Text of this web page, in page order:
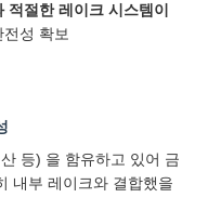
적절한 레이크 시스템이
성 확보
등) 을 함유하고 있어 금
내부 레이크와 결합했을